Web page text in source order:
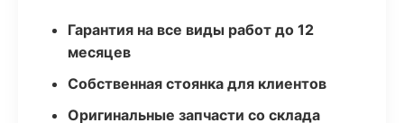
Гарантия на все виды работ до 12
месяцев
Собственная стоянка для клиентов
Оригинальные запчасти со склада